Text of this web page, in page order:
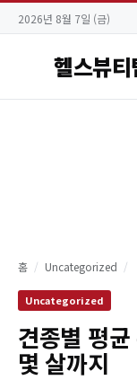
2026년 8월 7일 (금)
헬스뷰
홈 / Uncategorized /
Uncategorized
견종별 평
몇 살까지